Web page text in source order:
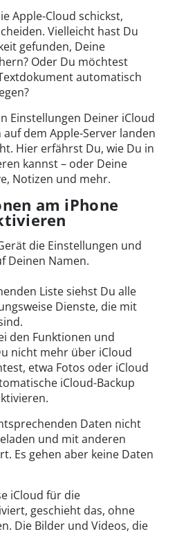
Apple-Cloud schickst,
Vielleicht hast Du
gefunden, Deine
Oder Du möchtest
automatisch
Einstellungen Deiner iCloud
dem Apple-Server landen
Hier erfährst Du, wie Du in
kannst – oder Deine
Notizen und mehr.
am iPhone
die Einstellungen und
Deinen Namen.
Liste siehst Du alle
Dienste, die mit
den Funktionen und
nicht mehr über iCloud
etwa Fotos oder iCloud
iCloud-Backup
Daten nicht
und mit anderen
Es gehen aber keine Daten
iCloud für die
geschieht das, ohne
Die Bilder und Videos, die